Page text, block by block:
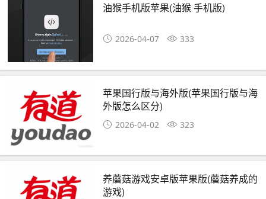
油猴手机版苹果(油猴 手机版)
2026-04-07 333
苹果国行版与海外版(苹果国行版与海
外版怎么区分)
2026-04-02 323
养蘑菇游戏安卓版苹果版(蘑菇养成的
游戏)